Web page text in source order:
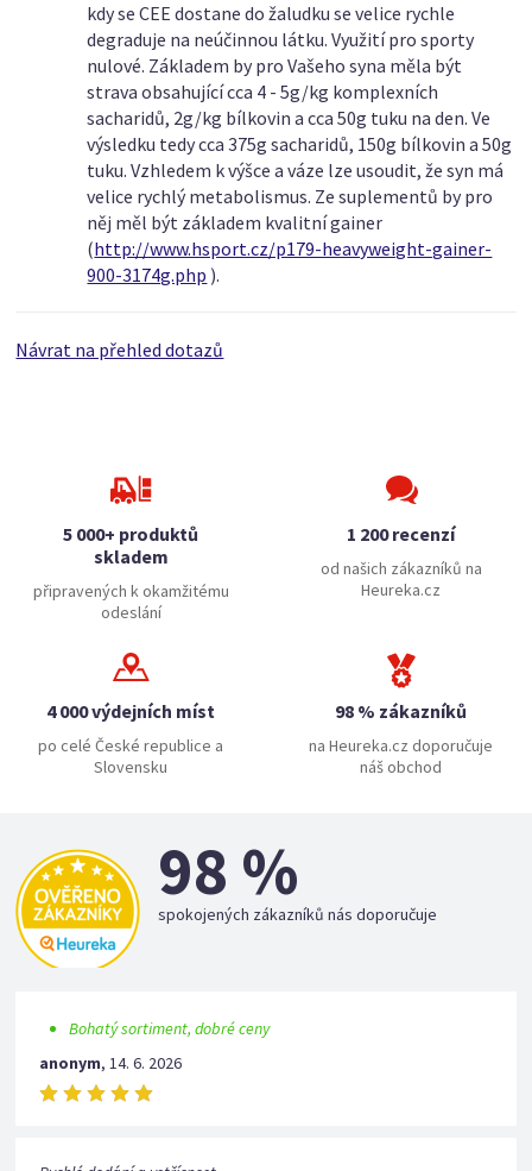
kdy se CEE dostane do žaludku se velice rychle
degraduje na neúčinnou látku. Využití pro sporty
nulové. Základem by pro Vašeho syna měla být
strava obsahující cca 4 - 5g/kg komplexních
sacharidů, 2g/kg bílkovin a cca 50g tuku na den. Ve
výsledku tedy cca 375g sacharidů, 150g bílkovin a 50g
tuku. Vzhledem k výšce a váze lze usoudit, že syn má
velice rychlý metabolismus. Ze suplementů by pro
něj měl být základem kvalitní gainer
(http://www.hsport.cz/p179-heavyweight-gainer-
900-3174g.php ).
Návrat na přehled dotazů
5 000+ produktů
skladem
připravených k okamžitému
odeslání
1 200 recenzí
od našich zákazníků na
Heureka.cz
4 000 výdejních míst
po celé České republice a
Slovensku
98 % zákazníků
na Heureka.cz doporučuje
náš obchod
98 %
spokojených zákazníků nás doporučuje
Bohatý sortiment, dobré ceny
anonym,14. 6. 2026